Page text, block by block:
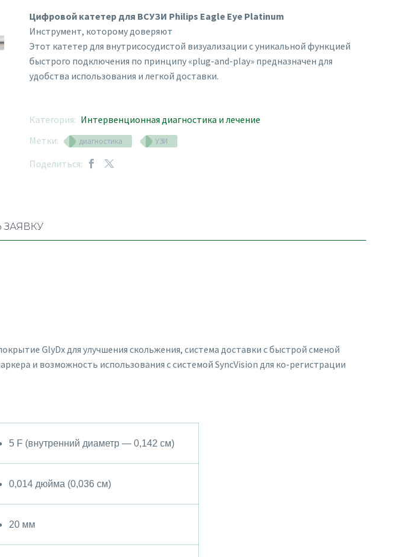
Цифровой катетер для ВСУЗИ Philips Eagle Eye Platinum
Инструмент, которому доверяют
Этот катетер для внутрисосудистой визуализации с уникальной функцией
быстрого подключения по принципу «plug-and-play» предназначен для
удобства использования и легкой доставки.
Категория: Интервенционная диагностика и лечение
Метки:
диагностика УЗИ
Поделиться:
ЗАЯВКУ
GlyDx для улучшения скольжения, система доставки c быстрой сменой
и возможность использования с системой SyncVision для ко-регистрации
5 F (внутренний диаметр — 0,142 см)
0,014 дюйма (0,036 см)
20 мм